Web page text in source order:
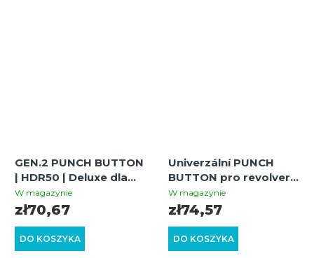
GEN.2 PUNCH BUTTON
| HDR50 | Deluxe dla
Umarex T4E HDR / TR
50 black
W magazynie
DO KOSZYKA
zł70,67
Univerzální PUNCH
BUTTON pro revolvery
Umarex T4E
HDR/TR.50 GEN1 -
W magazynie
DO KOSZYKA
zł74,57